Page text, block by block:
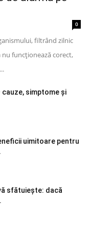
0
filtrând zilnic
nu funcționează corect,
simptome și
uimitoare pentru
sfătuiește: dacă